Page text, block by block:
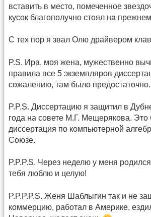
вставить в место, помеченное
кусок благополучно стоял на
С тех пор я звал Олю драйвером
P.S. Ира, моя жена, мужественно
правила все 5 экземпляров
сожалению, там было предостаточно.
P.P.S. Диссертацию я защитил в
года на совете М.Г. Мещерякова.
диссертация по компьютерной
Союзе.
P.P.P.S. Через неделю у меня
тебя люблю и целую!
P.P.P.P.S. Женя Шаблыгин так и не
коммерцию, работал в Америке,